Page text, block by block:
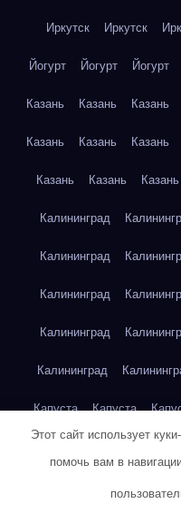
Иркутск Иркутск
Йогурт Йогурт Йогурт
Казань Казань Казань
Казань Казань Казань
Казань Казань Казань
Калининград
Калининград
Калининград
Калининград
Калининград
Капуста Капуста
Этот сайт использует
помочь вам в